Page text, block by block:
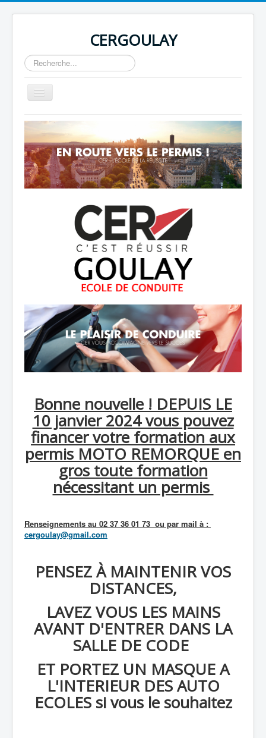
CERGOULAY
Rechercher
Basculer
la
Home
About
Author Login
Bonne nouvelle ! DEPUIS LE
10 janvier 2024 vous pouvez
financer votre formation aux
permis MOTO REMORQUE en
gros toute formation
nécessitant un permis
Renseignements au 02 37 36 01 73 ou par mail à :
cergoulay@gmail.com
PENSEZ À MAINTENIR VOS
DISTANCES,
LAVEZ VOUS LES MAINS
AVANT D'ENTRER DANS LA
SALLE DE CODE
ET PORTEZ UN MASQUE A
L'INTERIEUR DES AUTO
ECOLES si vous le souhaitez